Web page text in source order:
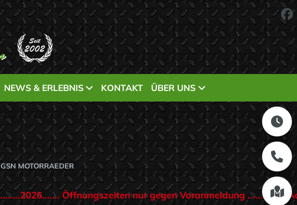
NEWS & ERLEBNIS KONTAKT ÜBER UNS
MOTORRAEDER
gegen Voranmeldung ................Achtung!.........2026.......